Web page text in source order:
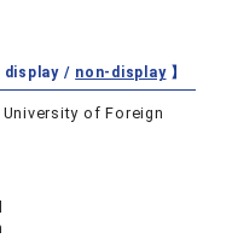
display / non-display】
of Foreign